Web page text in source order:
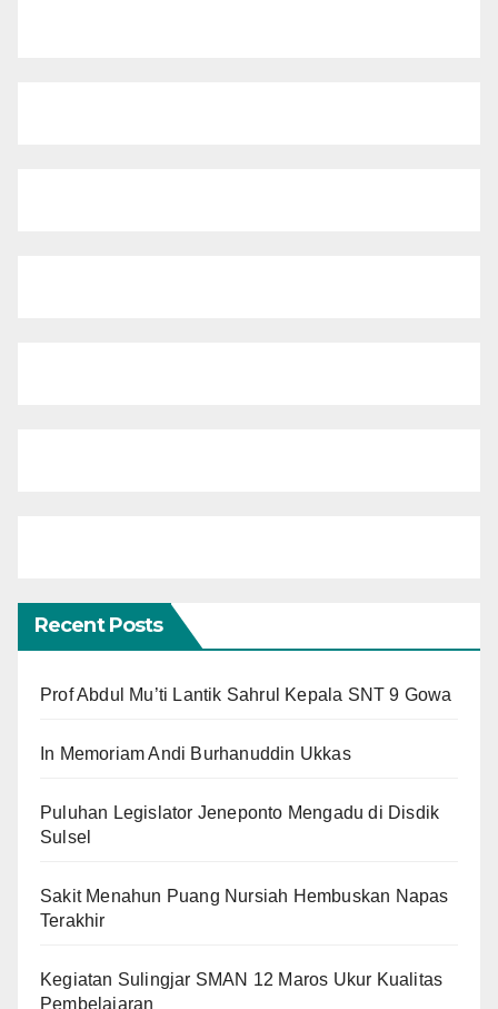
Recent Posts
Prof Abdul Mu’ti Lantik Sahrul Kepala SNT 9 Gowa
In Memoriam Andi Burhanuddin Ukkas
Puluhan Legislator Jeneponto Mengadu di Disdik
Sulsel
Sakit Menahun Puang Nursiah Hembuskan Napas
Terakhir
Kegiatan Sulingjar SMAN 12 Maros Ukur Kualitas
Pembelajaran